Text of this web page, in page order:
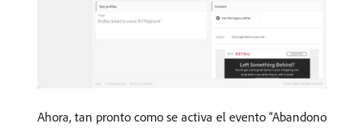
Ahora, tan pronto como se activa el evento “Abandono